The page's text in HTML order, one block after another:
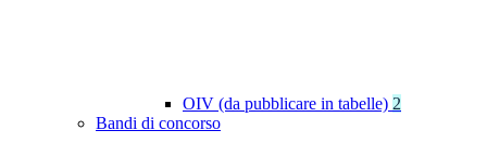
OIV (da pubblicare in tabelle) 2
Bandi di concorso